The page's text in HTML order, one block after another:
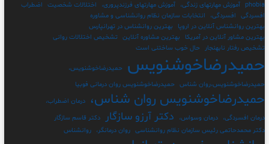
phobia آموزش مهارتهای زندگی، آموزش مهارتهای فرزندپروری، اختلالات شخصیت
اضطراب
افسردگی
افسردگی،
انتخابات سازمان نظام روانشناسی و مشاوره
بهترین روانشناس آنلاین در اروپا
بهترین روانشناس در تهرانپارس
بهترین مشاور آنلاین در آمریکا
بهترین مشاوره آنلاین تشخیص اختلالات روانی
تشخیص رفتار نابهنجار حال خوب ساختنی است
حمیدرضاخوشنویس حمیدرضاخوشنویس،
حمیدرضاخوشنویس،روان شناس حمیدرضاخوشنویس روان درمانی فوبیا
حمیدرضاخوشنویس روان شناس،
درمان اضطراب،
درمان افسردگی، درمان وسواس، دکتر آرزو سازگار دکتر قاسم سازگار
دکتر محمدحاتمی رئیس سازمان نظام روانشناسی روان درمانگر، روانشناس